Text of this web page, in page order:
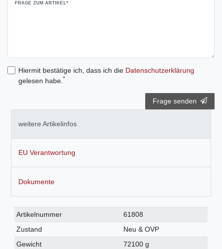
FRAGE ZUM ARTIKEL*
Hiermit bestätige ich, dass ich die Daten­schutz­erklärung
gelesen habe. *
Frage senden
weitere Artikelinfos
EU Verantwortung
Dokumente
Technisches
Merkmal
Wert
Artikelnummer
61808
Zustand
Neu & OVP
Gewicht
72100 g